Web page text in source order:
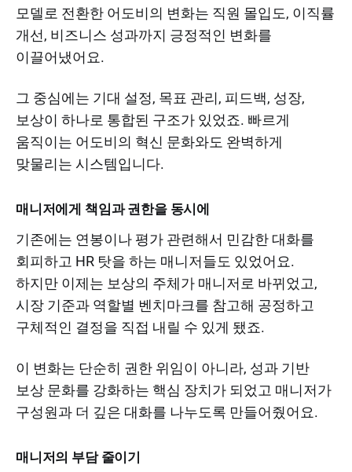
모델로 전환한 어도비의 변화는 직원 몰입도, 이직률
개선, 비즈니스 성과까지 긍정적인 변화를
이끌어냈어요.
그 중심에는 기대 설정, 목표 관리, 피드백, 성장,
보상이 하나로 통합된 구조가 있었죠. 빠르게
움직이는 어도비의 혁신 문화와도 완벽하게
맞물리는 시스템입니다.
매니저에게 책임과 권한을 동시에
기존에는 연봉이나 평가 관련해서 민감한 대화를
회피하고 HR 탓을 하는 매니저들도 있었어요.
하지만 이제는 보상의 주체가 매니저로 바뀌었고,
시장 기준과 역할별 벤치마크를 참고해 공정하고
구체적인 결정을 직접 내릴 수 있게 됐죠.
이 변화는 단순히 권한 위임이 아니라, 성과 기반
보상 문화를 강화하는 핵심 장치가 되었고 매니저가
구성원과 더 깊은 대화를 나누도록 만들어줬어요.
매니저의 부담 줄이기